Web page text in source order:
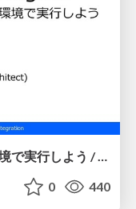
もっと手軽にアプリをコンテナ環境で実行しよう / IBMCloudCodeEngine
0 440